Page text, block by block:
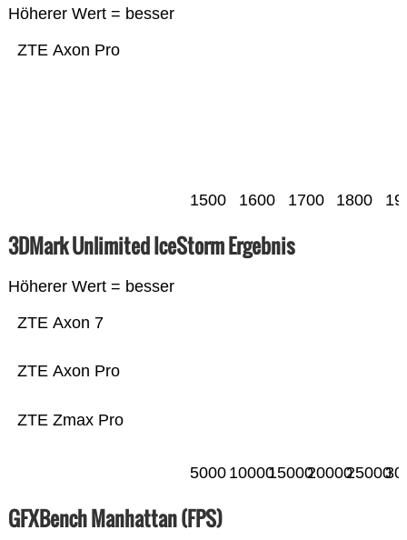
Höherer Wert = besser
ZTE Axon Pro
1500 1600 1700 1800
3DMark Unlimited IceStorm Ergebnis
Höherer Wert = besser
ZTE Zmax Pro
ZTE Axon Pro
ZTE Axon 7
5000 10000150002000025000
GFXBench Manhattan (FPS)